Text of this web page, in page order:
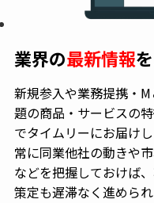
業界の最新情報
新規参入や業務提携・
題の商品・サービスの
でタイムリーにお届けし
常に同業他社の動きや
などを把握しておけば
策定も遅滞なく進められ